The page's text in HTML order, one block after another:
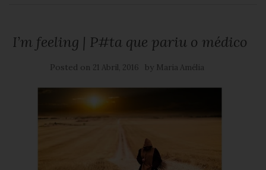
I’m feeling | P#ta que pariu o médico
Posted on 21 Abril, 2016 by Maria Amélia